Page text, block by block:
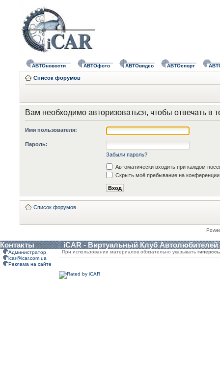
АВТОновости АВТОфото АВТОвидео АВТОспорт
Список форумов
Вам необходимо авторизоваться, чтобы отвечать в
Имя пользователя:
Пароль:
Забыли пароль?
Автоматически входить при каждом
Скрыть моё пребывание на конференции
Список форумов
Контакты iCAR - Виртуальный Клуб Автолюбителей
Администратор
icar@icar.com.ua
Реклама на сайте
При использовании материалов обязательно указывать